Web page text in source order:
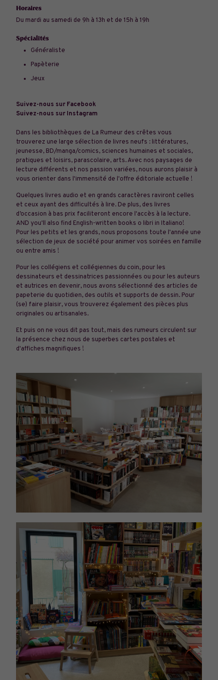
Horaires
Du mardi au samedi de 9h à 13h et de 15h à 19h
Spécialités
Généraliste
Papèterie
Jeux
Suivez-nous sur Facebook
Suivez-nous sur Instagram
Dans les bibliothèques de La Rumeur des crêtes vous
trouverez une large sélection de livres neufs : littératures,
jeunesse, BD/manga/comics, sciences humaines et sociales,
pratiques et loisirs, parascolaire, arts. Avec nos paysages de
lecture différents et nos passion variées, nous aurons plaisir à
vous orienter dans l'immensité de l'offre éditoriale actuelle !
Quelques livres audio et en grands caractères raviront celles
et ceux ayant des difficultés à lire. De plus, des livres
d’occasion à bas prix faciliteront encore l'accès à la lecture.
AND you'll also find English-written books o libri in Italiano!
Pour les petits et les grands, nous proposons toute l'année une
sélection de jeux de société pour animer vos soirées en famille
ou entre amis !
Pour les collégiens et collégiennes du coin, pour les
dessinateurs et dessinatrices passionnées ou pour les auteurs
et autrices en devenir, nous avons sélectionné des articles de
papeterie du quotidien, des outils et supports de dessin. Pour
(se) faire plaisir, vous trouverez également des pièces plus
originales ou artisanales.
Et puis on ne vous dit pas tout, mais des rumeurs circulent sur
la présence chez nous de superbes cartes postales et
d'affiches magnifiques !